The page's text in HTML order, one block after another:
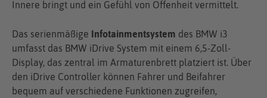
Innere bringt und ein Gefühl von Offenheit vermittelt.
Das serienmäßige Infotainmentsystem des BMW i3
umfasst das BMW iDrive System mit einem 6,5-Zoll-
Display, das zentral im Armaturenbrett platziert ist. Über
den iDrive Controller können Fahrer und Beifahrer
bequem auf verschiedene Funktionen zugreifen,